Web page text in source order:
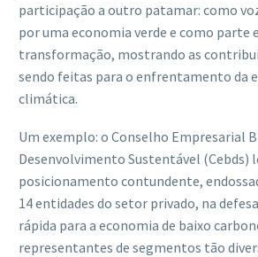
participação a outro patamar: como
por uma economia verde e como parte
transformação, mostrando as
sendo feitas para o enfrentamento da
climática.
Um exemplo: o Conselho Empresarial
Desenvolvimento Sustentável (Cebds)
posicionamento contundente,
14 entidades do setor privado, na
rápida para a economia de baixo
representantes de segmentos tão